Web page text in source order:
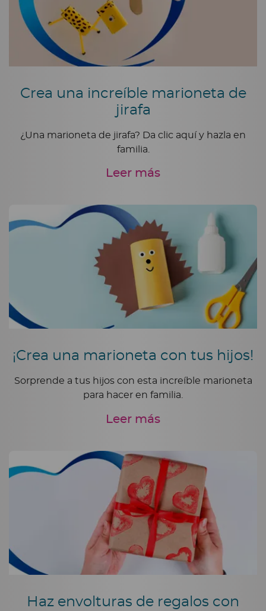
Crea una increíble marioneta de
jirafa
¿Una marioneta de jirafa? Da clic aquí y hazla en
familia.
Leer más
¡Crea una marioneta con tus hijos!
Sorprende a tus hijos con esta increíble marioneta
para hacer en familia.
Leer más
Haz envolturas de regalos con